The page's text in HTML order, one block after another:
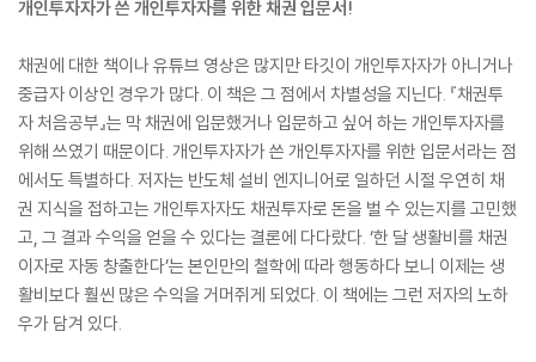
개인투자자가 쓴 개인투자자를 위한 채권 입문서!
채권에 대한 책이나 유튜브 영상은 많지만 타깃이 개인투자자가 아니거나
중급자 이상인 경우가 많다. 이 책은 그 점에서 차별성을 지닌다. 『채권투
자 처음공부』는 막 채권에 입문했거나 입문하고 싶어 하는 개인투자자를
위해 쓰였기 때문이다. 개인투자자가 쓴 개인투자자를 위한 입문서라는 점
에서도 특별하다. 저자는 반도체 설비 엔지니어로 일하던 시절 우연히 채
권 지식을 접하고는 개인투자자도 채권투자로 돈을 벌 수 있는지를 고민했
고, 그 결과 수익을 얻을 수 있다는 결론에 다다랐다. ‘한 달 생활비를 채권
이자로 자동 창출한다’는 본인만의 철학에 따라 행동하다 보니 이제는 생
활비보다 훨씬 많은 수익을 거머쥐게 되었다. 이 책에는 그런 저자의 노하
우가 담겨 있다.